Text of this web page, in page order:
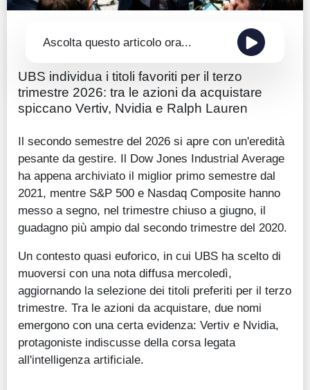
Ascolta questo articolo ora...
UBS individua i titoli favoriti per il terzo
trimestre 2026: tra le azioni da acquistare
spiccano Vertiv, Nvidia e Ralph Lauren
Il secondo semestre del 2026 si apre con un'eredità
pesante da gestire. Il Dow Jones Industrial Average
ha appena archiviato il miglior primo semestre dal
2021, mentre S&P 500 e Nasdaq Composite hanno
messo a segno, nel trimestre chiuso a giugno, il
guadagno più ampio dal secondo trimestre del 2020.
Un contesto quasi euforico, in cui UBS ha scelto di
muoversi con una nota diffusa mercoledì,
aggiornando la selezione dei titoli preferiti per il terzo
trimestre. Tra le azioni da acquistare, due nomi
emergono con una certa evidenza: Vertiv e Nvidia,
protagoniste indiscusse della corsa legata
all'intelligenza artificiale.